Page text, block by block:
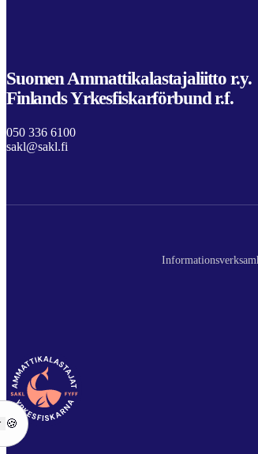
Suomen Ammattikalastajaliitto r.y.
Finlands Yrkesfiskarförbund r.f.
050 336 6100
sakl@sakl.fi